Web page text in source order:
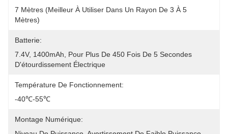
7 Mètres (meilleur À Utiliser Dans Un Rayon De 3 À 5
Mètres)
Batterie:
7.4V, 1400mAh, Pour Plus De 450 Fois De 5 Secondes
D'étourdissement Électrique
Température De Fonctionnement:
-40℃-55℃
Montage Numérique: